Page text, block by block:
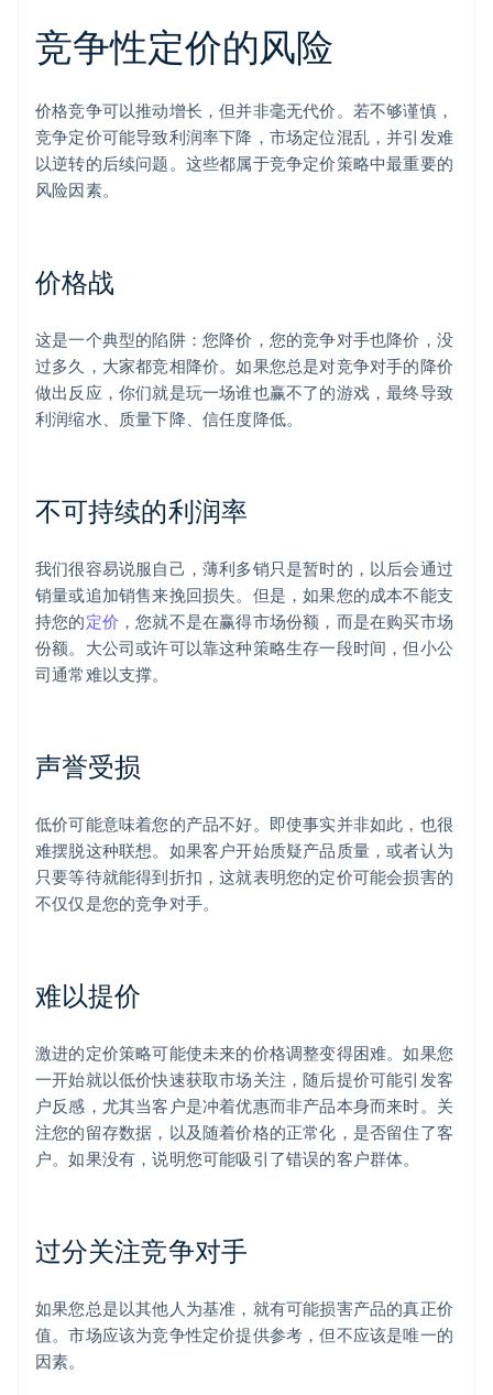
竞争性定价的风险
价格竞争可以推动增长，但并非毫无代价。若不够谨慎，
竞争定价可能导致利润率下降，市场定位混乱，并引发难
以逆转的后续问题。这些都属于竞争定价策略中最重要的
风险因素。
价格战
这是一个典型的陷阱：您降价，您的竞争对手也降价，没
过多久，大家都竞相降价。如果您总是对竞争对手的降价
做出反应，你们就是玩一场谁也赢不了的游戏，最终导致
利润缩水、质量下降、信任度降低。
不可持续的利润率
我们很容易说服自己，薄利多销只是暂时的，以后会通过
销量或追加销售来挽回损失。但是，如果您的成本不能支
持您的定价 ，您就不是在赢得市场份额，而是在购买市场
份额。大公司或许可以靠这种策略生存一段时间，但小公
司通常难以支撑。
声誉受损
低价可能意味着您的产品不好。即使事实并非如此，也很
难摆脱这种联想。如果客户开始质疑产品质量，或者认为
只要等待就能得到折扣，这就表明您的定价可能会损害的
不仅仅是您的竞争对手。
难以提价
激进的定价策略可能使未来的价格调整变得困难。如果您
一开始就以低价快速获取市场关注，随后提价可能引发客
户反感，尤其当客户是冲着优惠而非产品本身而来时。关
注您的留存数据，以及随着价格的正常化，是否留住了客
户。如果没有，说明您可能吸引了错误的客户群体。
过分关注竞争对手
如果您总是以其他人为基准，就有可能损害产品的真正价
值。市场应该为竞争性定价提供参考，但不应该是唯一的
因素。